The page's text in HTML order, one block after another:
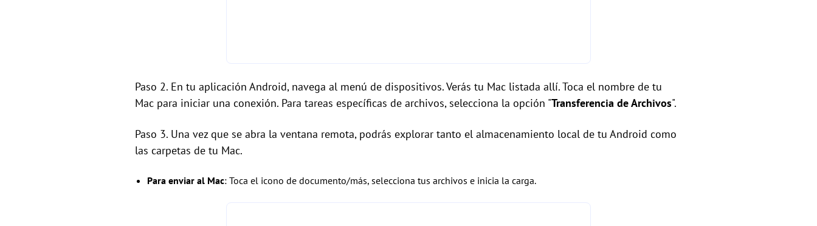
Paso 2. En tu aplicación Android, navega al menú de dispositivos. Verás tu Mac listada allí. Toca el nombre de tu
Mac para iniciar una conexión. Para tareas específicas de archivos, selecciona la opción "Transferencia de Archivos".
Paso 3. Una vez que se abra la ventana remota, podrás explorar tanto el almacenamiento local de tu Android como
las carpetas de tu Mac.
Para enviar al Mac: Toca el icono de documento/más, selecciona tus archivos e inicia la carga.